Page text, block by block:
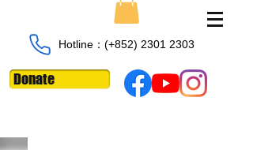
Hotline：​​(+852) 2301 2303
Donate